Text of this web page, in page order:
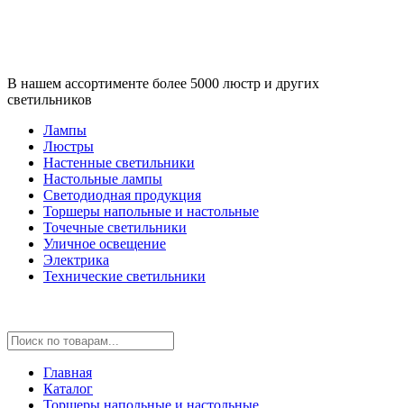
В нашем ассортименте более 5000 люстр и других
светильников
Лампы
Люстры
Настенные светильники
Настольные лампы
Светодиодная продукция
Торшеры напольные и настольные
Точечные светильники
Уличное освещение
Электрика
Технические светильники
Главная
Каталог
Торшеры напольные и настольные